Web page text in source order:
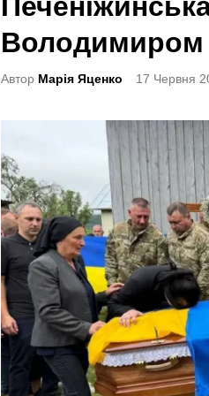
e
d
i
Володимиром
Автор Марія Яценко 17 Червня